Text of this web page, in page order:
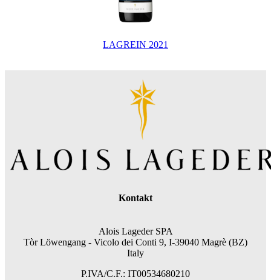
LAGREIN 2021
Kontakt
Alois Lageder SPA
Tòr Löwengang - Vicolo dei Conti 9, I-39040 Magrè (BZ)
Italy
P.IVA/C.F.: IT00534680210